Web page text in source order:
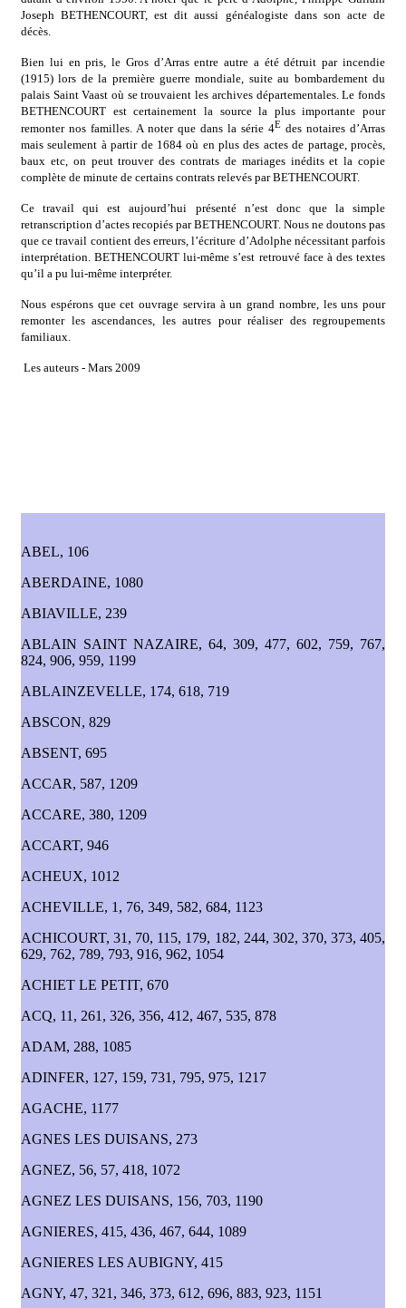
Joseph BETHENCOURT, est dit aussi généalogiste dans son acte de
décès.
Bien lui en pris, le Gros d’Arras entre autre a été détruit par incendie
(1915) lors de la première guerre mondiale, suite au bombardement du
palais Saint Vaast où se trouvaient les archives départementales. Le fonds
BETHENCOURT est certainement la source la plus importante pour
remonter nos familles. A noter que dans la série 4E des notaires d’Arras
mais seulement à partir de 1684 où en plus des actes de partage, procès,
baux etc, on peut trouver des contrats de mariages inédits et la copie
complète de minute de certains contrats relevés par BETHENCOURT.
Ce travail qui est aujourd’hui présenté n’est donc que la simple
retranscription d’actes recopiés par BETHENCOURT. Nous ne doutons pas
que ce travail contient des erreurs, l’écriture d’Adolphe nécessitant parfois
interprétation. BETHENCOURT lui-même s’est retrouvé face à des textes
qu’il a pu lui-même interpréter.
Nous espérons que cet ouvrage servira à un grand nombre, les uns pour
remonter les ascendances, les autres pour réaliser des regroupements
familiaux.
Les auteurs - Mars 2009
ABEL, 106
ABERDAINE, 1080
ABIAVILLE, 239
ABLAIN SAINT NAZAIRE, 64, 309, 477, 602, 759, 767,
824, 906, 959, 1199
ABLAINZEVELLE, 174, 618, 719
ABSCON, 829
ABSENT, 695
ACCAR, 587, 1209
ACCARE, 380, 1209
ACCART, 946
ACHEUX, 1012
ACHEVILLE, 1, 76, 349, 582, 684, 1123
ACHICOURT, 31, 70, 115, 179, 182, 244, 302, 370, 373, 405,
629, 762, 789, 793, 916, 962, 1054
ACHIET LE PETIT, 670
ACQ, 11, 261, 326, 356, 412, 467, 535, 878
ADAM, 288, 1085
ADINFER, 127, 159, 731, 795, 975, 1217
AGACHE, 1177
AGNES LES DUISANS, 273
AGNEZ, 56, 57, 418, 1072
AGNEZ LES DUISANS, 156, 703, 1190
AGNIERES, 415, 436, 467, 644, 1089
AGNIERES LES AUBIGNY, 415
AGNY, 47, 321, 346, 373, 612, 696, 883, 923, 1151